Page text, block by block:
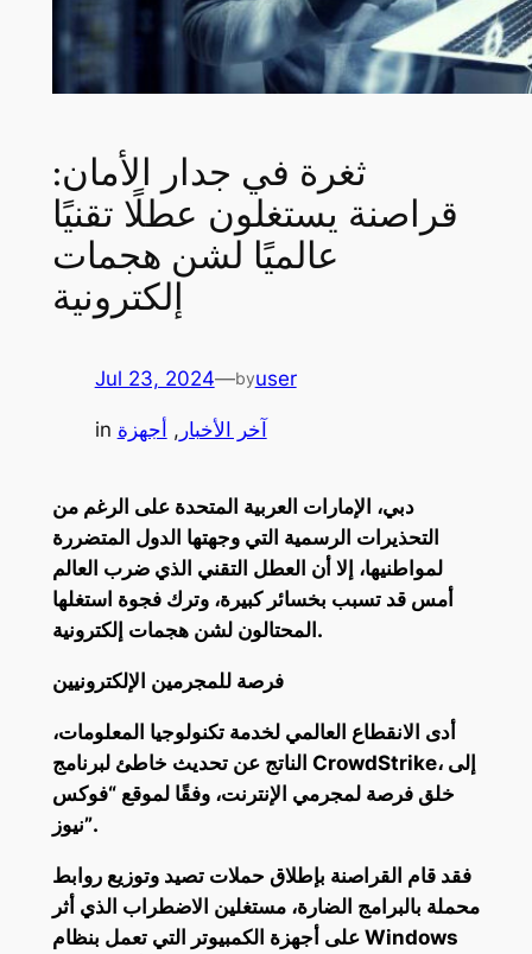
ثغرة في جدار الأمان:
قراصنة يستغلون عطلًا تقنيًا
عالميًا لشن هجمات
إلكترونية
Jul 23, 2024—byuser
in آخر الأخبار , أجهزة
دبي، الإمارات العربية المتحدة على الرغم من
التحذيرات الرسمية التي وجهتها الدول المتضررة
لمواطنيها، إلا أن العطل التقني الذي ضرب العالم
أمس قد تسبب بخسائر كبيرة، وترك فجوة استغلها
المحتالون لشن هجمات إلكترونية.
فرصة للمجرمين الإلكترونيين
أدى الانقطاع العالمي لخدمة تكنولوجيا المعلومات،
الناتج عن تحديث خاطئ لبرنامج CrowdStrike، إلى
خلق فرصة لمجرمي الإنترنت، وفقًا لموقع “فوكس
نيوز”.
فقد قام القراصنة بإطلاق حملات تصيد وتوزيع روابط
محملة بالبرامج الضارة، مستغلين الاضطراب الذي أثر
على أجهزة الكمبيوتر التي تعمل بنظام Windows